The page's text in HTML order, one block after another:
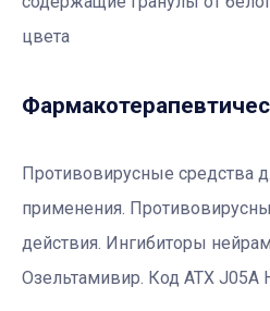
цвета
Противовирусные средства
применения.
действия. Ингибиторы
Озельтамивир. Код АТХ J05A